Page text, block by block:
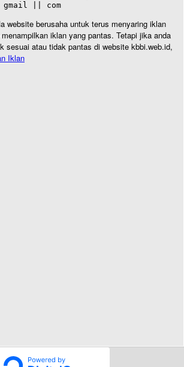
|| com
website berusaha untuk terus menyaring iklan
iklan yang pantas. Tetapi jika anda
sesuai atau tidak pantas di website kbbi.web.id,
Iklan